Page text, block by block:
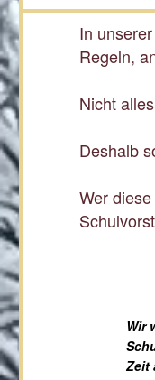
In
Regeln,
Nicht
Deshalb
Wer
Wir
Zeit